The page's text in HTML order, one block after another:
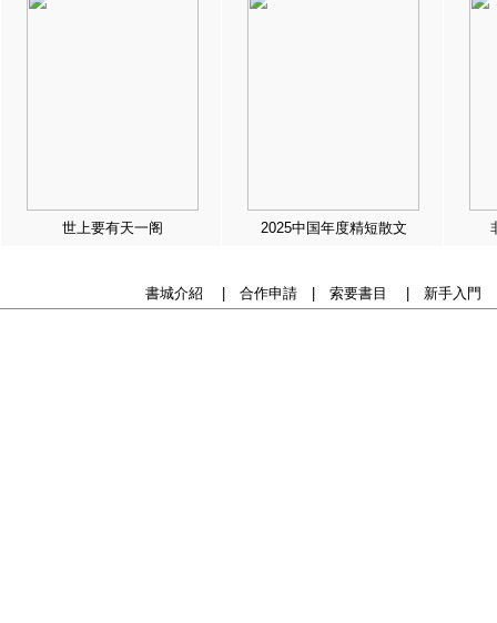
世上要有天一阁 2025中国年度精短散文
書城介紹 合作申請| 索要書目 新手入門